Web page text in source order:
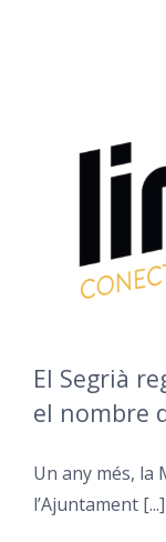
El Segrià
el nombre
Un any més, la
l’Ajuntament [...]